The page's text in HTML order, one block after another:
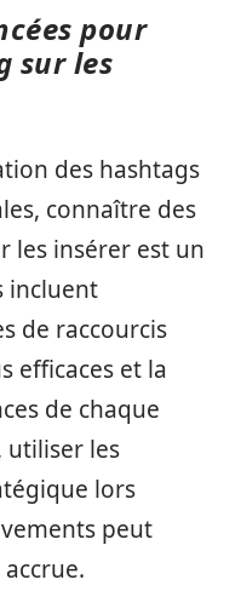
pour
sur les
des hashtags
connaître des
les insérer est un
incluent
de raccourcis
efficaces et la
de chaque
utiliser les
lors
peut